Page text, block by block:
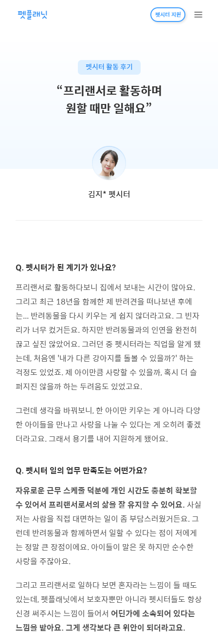
펫시터 지원
펫시터 활동 후기
“프리랜서로 활동하며
원할 때만 일해요”
김지* 펫시터
Q. 펫시터가 된 계기가 있나요?
프리랜서로 활동하다보니 집에서 보내는 시간이 많아요.
그리고 최근 18년을 함께한 제 반려견을 떠나보낸 후에
는... 반려동물을 다시 키우는 게 쉽지 않더라고요. 그 빈자
리가 너무 컸거든요. 하지만 반려동물과의 인연을 완전히
끊고 싶진 않았어요. 그러던 중 펫시터라는 직업을 알게 됐
는데, 처음엔 '내가 다른 강아지를 돌볼 수 있을까?' 하는
걱정도 있었죠. 제 아이만큼 사랑할 수 있을까, 혹시 더 슬
퍼지진 않을까 하는 두려움도 있었고요.
그런데 생각을 바꿔보니, 한 아이만 키우는 게 아니라 다양
한 아이들을 만나고 사랑을 나눌 수 있다는 게 오히려 좋겠
더라고요. 그래서 용기를 내어 지원하게 됐어요.
Q. 펫시터 일의 업무 만족도는 어떤가요?
자유로운 근무 스케줄 덕분에 개인 시간도 충분히 확보할
수 있어서 프리랜서로서의 삶을 잘 유지할 수 있어요. 사실
저는 사람을 직접 대면하는 일이 좀 부담스러웠거든요. 그
런데 반려동물과 함께하면서 일할 수 있다는 점이 저에게
는 정말 큰 장점이에요. 아이들이 말은 못 하지만 순수한
사랑을 주잖아요.
그리고 프리랜서로 일하다 보면 혼자라는 느낌이 들 때도
있는데, 펫플래닛에서 보호자뿐만 아니라 펫시터들도 항상
신경 써주시는 느낌이 들어서 어딘가에 소속되어 있다는
느낌을 받아요. 그게 생각보다 큰 위안이 되더라고요.